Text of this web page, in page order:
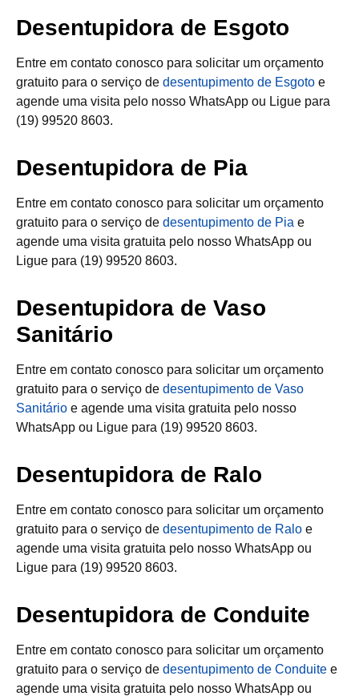
Desentupidora de Esgoto
Entre em contato conosco para solicitar um orçamento
gratuito para o serviço de desentupimento de Esgoto e
agende uma visita pelo nosso WhatsApp ou Ligue para
(19) 99520 8603.
Desentupidora de Pia
Entre em contato conosco para solicitar um orçamento
gratuito para o serviço de desentupimento de Pia e
agende uma visita gratuita pelo nosso WhatsApp ou
Ligue para (19) 99520 8603.
Desentupidora de Vaso
Sanitário
Entre em contato conosco para solicitar um orçamento
gratuito para o serviço de desentupimento de Vaso
Sanitário e agende uma visita gratuita pelo nosso
WhatsApp ou Ligue para (19) 99520 8603.
Desentupidora de Ralo
Entre em contato conosco para solicitar um orçamento
gratuito para o serviço de desentupimento de Ralo e
agende uma visita gratuita pelo nosso WhatsApp ou
Ligue para (19) 99520 8603.
Desentupidora de Conduite
Entre em contato conosco para solicitar um orçamento
gratuito para o serviço de desentupimento de Conduite e
agende uma visita gratuita pelo nosso WhatsApp ou